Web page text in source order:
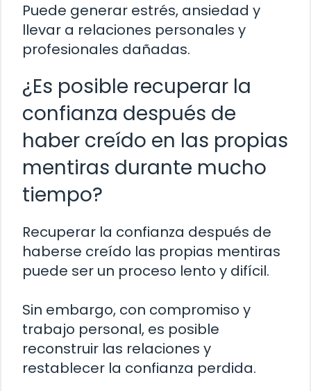
Puede generar estrés, ansiedad y
llevar a relaciones personales y
profesionales dañadas.
¿Es posible recuperar la
confianza después de
haber creído en las propias
mentiras durante mucho
tiempo?
Recuperar la confianza después de
haberse creído las propias mentiras
puede ser un proceso lento y difícil.
Sin embargo, con compromiso y
trabajo personal, es posible
reconstruir las relaciones y
restablecer la confianza perdida.